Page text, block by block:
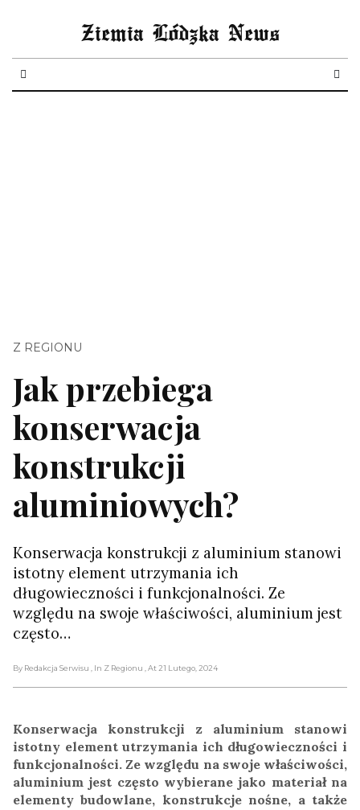
Ziemia Lódzka News
Z REGIONU
Jak przebiega
konserwacja
konstrukcji
aluminiowych?
Konserwacja konstrukcji z aluminium stanowi
istotny element utrzymania ich
długowieczności i funkcjonalności. Ze
względu na swoje właściwości, aluminium jest
często…
By Redakcja Serwisu , In Z Regionu , At 21 Lutego, 2024
Konserwacja konstrukcji z aluminium stanowi
istotny element utrzymania ich długowieczności i
funkcjonalności. Ze względu na swoje właściwości,
aluminium jest często wybierane jako materiał na
elementy budowlane, konstrukcje nośne, a także